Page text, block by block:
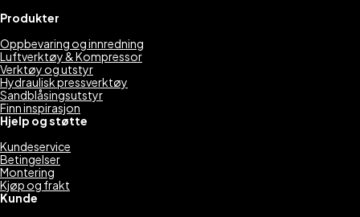
Produkter
Oppbevaring og innredning
Luftverktøy & Kompressor
Verktøy og utstyr
Hydraulisk pressverktøy
Sandblåsingsutstyr
Finn inspirasjon
Hjelp og støtte
Kundeservice
Betingelser
Montering
Kjøp og frakt
Kunde